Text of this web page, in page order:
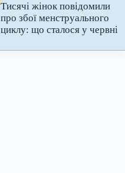
Тисячі жінок повідомили
про збої менструального
циклу: що сталося у червні